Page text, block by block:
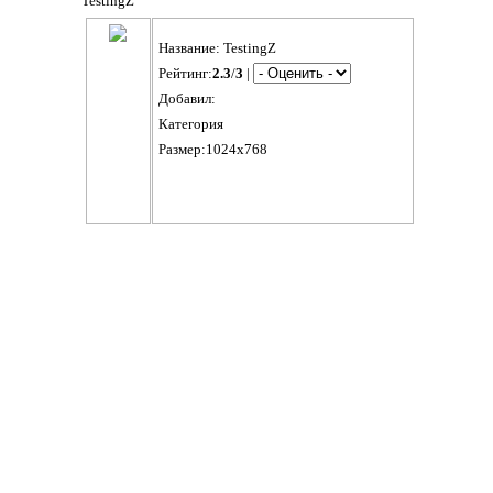
Название: TestingZ
Рейтинг:2.3/3 |
Добавил:
Категория
Размер:1024x768